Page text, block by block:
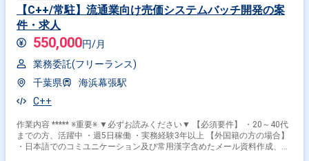
【C++/常駐】流通業向け売価システムバッチ開発の案
件・求人
550,000円/月
業務委託(フリーランス)
千葉県
海浜幕張駅
C++
作業内容 ***** ※重要※ ▼必ずお読みください▼ 【必須要件】 ・20～40代
までの方、活躍中 ・週5日稼働 ・実務経験3年以上 【外国籍の方の場合】
・日本語でのコミユニケーション及び常用漢字含めたメール資料作成、読